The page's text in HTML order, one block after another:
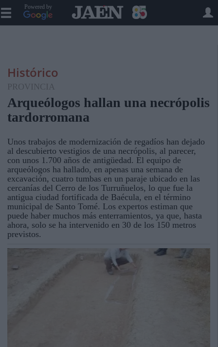
Powered by
Histórico
PROVINCIA
Arqueólogos hallan una necrópolis
tardorromana
Unos trabajos de modernización de regadíos han dejado
al descubierto vestigios de una necrópolis, al parecer,
con unos 1.700 años de antigüedad. El equipo de
arqueólogos ha hallado, en apenas una semana de
excavación, cuatro tumbas en un paraje ubicado en las
cercanías del Cerro de los Turruñuelos, lo que fue la
antigua ciudad fortificada de Baécula, en el término
municipal de Santo Tomé. Los expertos estiman que
puede haber muchos más enterramientos, ya que, hasta
ahora, solo se ha intervenido en 30 de los 150 metros
previstos.